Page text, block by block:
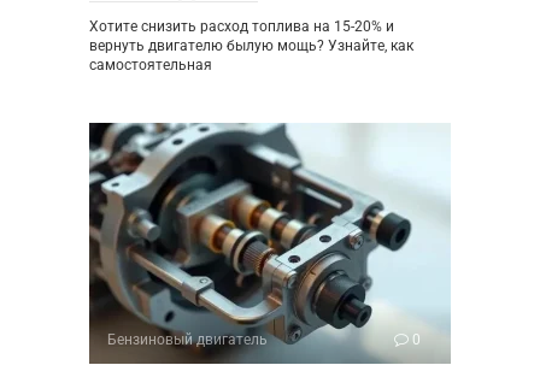
Хотите снизить расход топлива на 15-20% и
вернуть двигателю былую мощь? Узнайте, как
самостоятельная
Бензиновый двигатель 0